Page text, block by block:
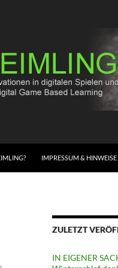
IMPRESSUM & HINWEISE
ZULETZT
IN EIGENER